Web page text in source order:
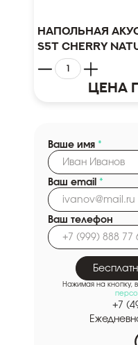
Напольная
S5t Cherry
Цена
Ваше имя *
Ваш email *
Ваш телефон
Нажимая на кнопку,
+7